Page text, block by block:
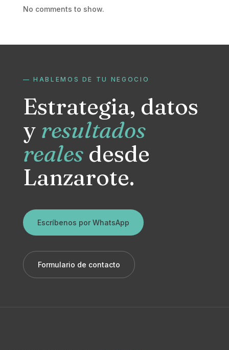
No comments to show.
— HABLEMOS DE TU NEGOCIO
Estrategia, datos
y resultados
realesdesde
Lanzarote.
Escríbenos por WhatsApp
Formulario de contacto